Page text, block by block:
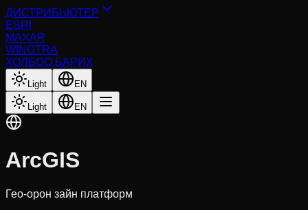
ДИСТРИБЬЮТЕР
ESRI
MAXAR
WINGTRA
ХОЛБОО БАРИХ
Light EN
Light EN
ArcGIS
Гео-орон зайн платформ